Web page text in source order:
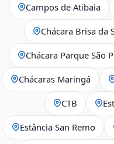
Campos de Atibaia
Chácara Brisa da
Chácara Parque São
Chácaras Maringá
CTB
Estância San Remo